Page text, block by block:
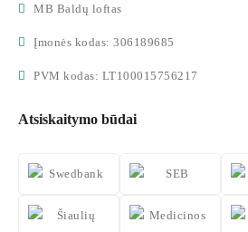
MB Baldų loftas
Įmonės kodas: 306189685
PVM kodas: LT100015756217
Atsiskaitymo būdai